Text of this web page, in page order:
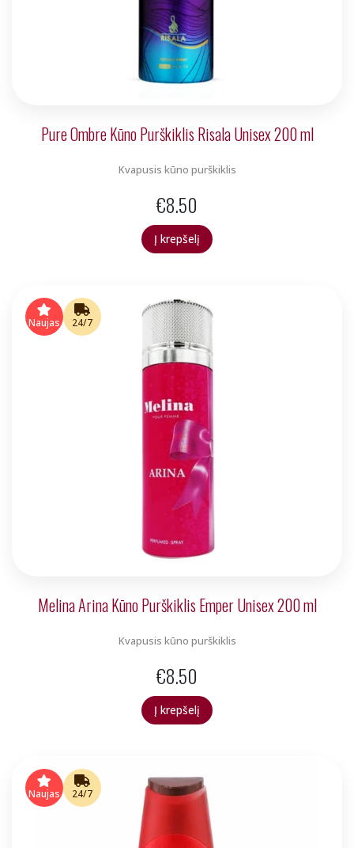
Pure Ombre Kūno Purškiklis Risala Unisex 200 ml
Kvapusis kūno purškiklis
€8.50
Į krepšelį
Naujas 24/7
Melina Arina Kūno Purškiklis Emper Unisex 200 ml
Kvapusis kūno purškiklis
€8.50
Į krepšelį
Naujas 24/7